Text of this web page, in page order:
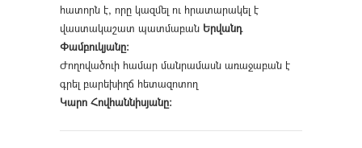
հատորն է, որը կազմել ու հրատարակել է
վաստակաշատ պատմաբան Երվանդ
Փամբուկյանը։
Ժողովածուի համար մանրամասն առաջաբան է
գրել բարեխիղճ հետազոտող
Կարո Հովհաննիսյանը։